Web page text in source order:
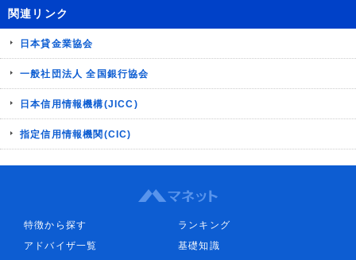
関連リンク
日本貸金業協会
一般社団法人 全国銀行協会
日本信用情報機構(JICC)
指定信用情報機関(CIC)
特徴から探す
ランキング
アドバイザ一覧
基礎知識